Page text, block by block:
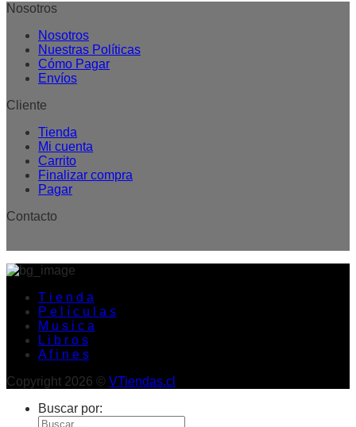
Nosotros
Nosotros
Nuestras Políticas
Cómo Pagar
Envíos
Cliente
Tienda
Mi cuenta
Carrito
Finalizar compra
Pagar
Contacto
T i e n d a
P e l í c u l a s
M u s i c a
L i b r o s
A f i n e s
Copyright 2026 © VTiendas.cl
Buscar por: